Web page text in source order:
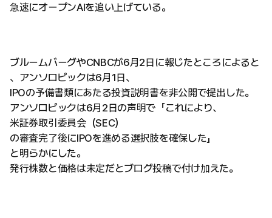
急速にオープンAIを追い上げている。
ブルームバーグやCNBCが6月2日に報じたところによると
、アンソロピックは6月1日、
IPOの予備書類にあたる投資説明書を非公開で提出した。
アンソロピックは6月2日の声明で「これにより、
米証券取引委員会（SEC）
の審査完了後にIPOを進める選択肢を確保した」
と明らかにした。
発行株数と価格は未定だとブログ投稿で付け加えた。